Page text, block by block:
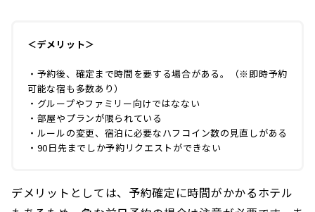
＜デメリット＞
・予約後、確定まで時間を要する場合がある。（※即時予約
可能な宿も多数あり）
・グループやファミリー向けではなない
・部屋やプランが限られている
・ルールの変更、宿泊に必要なハフコイン数の見直しがある
・90日先までしか予約リクエストができない
デメリットとしては、予約確定に時間がかかるホテル